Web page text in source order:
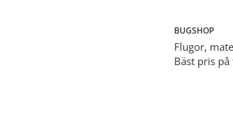
BUGSHOP
Flugor,
Bäst pris